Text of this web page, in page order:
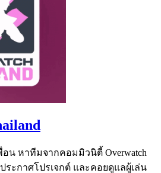
อน หาทีมจากคอมมิวนิตี้ Overwatch
ระกาศโปรเจกต์ และคอยดูแลผู้เล่น